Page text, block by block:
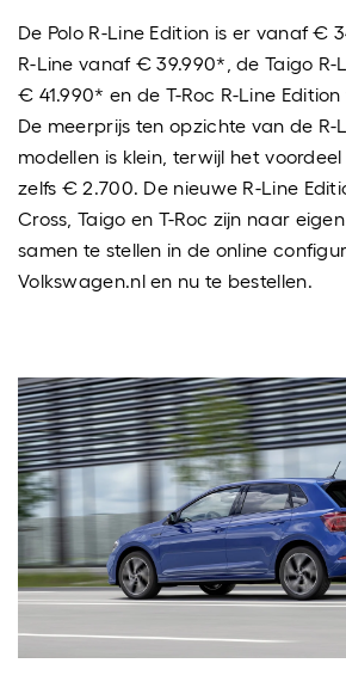
De Polo R-Line Edition is er vanaf €
R-Line vanaf € 39.990*, de Taigo R-
€ 41.990* en de T-Roc R-Line
De meerprijs ten opzichte van de R-
modellen is klein, terwijl het
zelfs € 2.700. De nieuwe R-Line
Cross, Taigo en T-Roc zijn naar
samen te stellen in de online
Volkswagen.nl en nu te bestellen.